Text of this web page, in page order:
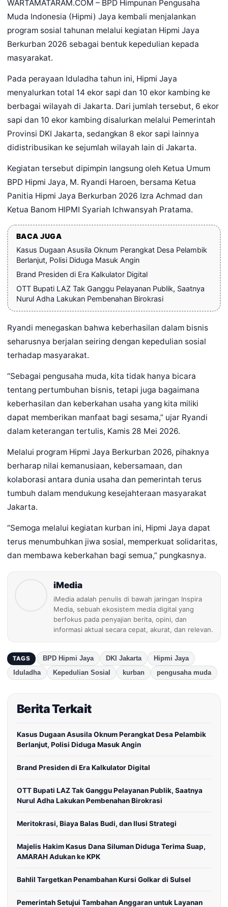
WARTAMATARAM.COM – BPD Himpunan Pengusaha
Muda Indonesia (Hipmi) Jaya kembali menjalankan
program sosial tahunan melalui kegiatan Hipmi Jaya
Berkurban 2026 sebagai bentuk kepedulian kepada
masyarakat.
Pada perayaan Iduladha tahun ini, Hipmi Jaya
menyalurkan total 14 ekor sapi dan 10 ekor kambing ke
berbagai wilayah di Jakarta. Dari jumlah tersebut, 6 ekor
sapi dan 10 ekor kambing disalurkan melalui Pemerintah
Provinsi DKI Jakarta, sedangkan 8 ekor sapi lainnya
didistribusikan ke sejumlah wilayah lain di Jakarta.
Kegiatan tersebut dipimpin langsung oleh Ketua Umum
BPD Hipmi Jaya, M. Ryandi Haroen, bersama Ketua
Panitia Hipmi Jaya Berkurban 2026 Izra Achmad dan
Ketua Banom HIPMI Syariah Ichwansyah Pratama.
BACA JUGA
Kasus Dugaan Asusila Oknum Perangkat Desa Pelambik
Berlanjut, Polisi Diduga Masuk Angin
Brand Presiden di Era Kalkulator Digital
OTT Bupati LAZ Tak Ganggu Pelayanan Publik, Saatnya
Nurul Adha Lakukan Pembenahan Birokrasi
Ryandi menegaskan bahwa keberhasilan dalam bisnis
seharusnya berjalan seiring dengan kepedulian sosial
terhadap masyarakat.
“Sebagai pengusaha muda, kita tidak hanya bicara
tentang pertumbuhan bisnis, tetapi juga bagaimana
keberhasilan dan keberkahan usaha yang kita miliki
dapat memberikan manfaat bagi sesama,” ujar Ryandi
dalam keterangan tertulis, Kamis 28 Mei 2026.
Melalui program Hipmi Jaya Berkurban 2026, pihaknya
berharap nilai kemanusiaan, kebersamaan, dan
kolaborasi antara dunia usaha dan pemerintah terus
tumbuh dalam mendukung kesejahteraan masyarakat
Jakarta.
“Semoga melalui kegiatan kurban ini, Hipmi Jaya dapat
terus menumbuhkan jiwa sosial, memperkuat solidaritas,
dan membawa keberkahan bagi semua,” pungkasnya.
iMedia
iMedia adalah penulis di bawah jaringan Inspira
Media, sebuah ekosistem media digital yang
berfokus pada penyajian berita, opini, dan
informasi aktual secara cepat, akurat, dan relevan.
TAGS BPD Hipmi Jaya DKI Jakarta
Hipmi Jaya
Iduladha
Kepedulian Sosial kurban pengusaha muda
Berita Terkait
Kasus Dugaan Asusila Oknum Perangkat Desa Pelambik
Berlanjut, Polisi Diduga Masuk Angin
Brand Presiden di Era Kalkulator Digital
OTT Bupati LAZ Tak Ganggu Pelayanan Publik, Saatnya
Nurul Adha Lakukan Pembenahan Birokrasi
Meritokrasi, Biaya Balas Budi, dan Ilusi Strategi
Majelis Hakim Kasus Dana Siluman Diduga Terima Suap,
AMARAH Adukan ke KPK
Bahlil Targetkan Penambahan Kursi Golkar di Sulsel
Pemerintah Setujui Tambahan Anggaran untuk Layanan